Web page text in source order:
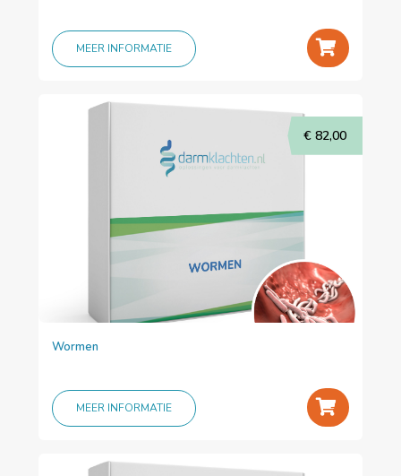
MEER INFORMATIE +
Wormen
€ 82,00
MEER INFORMATIE +